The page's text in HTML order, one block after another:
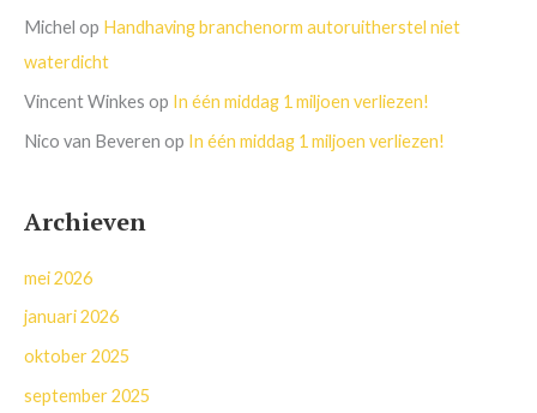
Michel op Handhaving branchenorm autoruitherstel niet
waterdicht
Vincent Winkes op In één middag 1 miljoen verliezen!
Nico van Beveren op In één middag 1 miljoen verliezen!
Archieven
mei 2026
januari 2026
oktober 2025
september 2025